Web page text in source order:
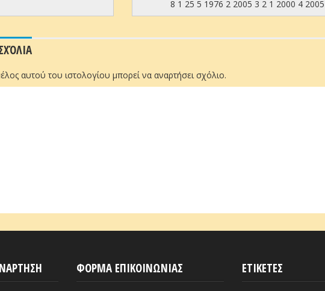
8 1 25 5 1976 2 2005 3 2 1 2000 4 2005
αυτού του ιστολογίου μπορεί να αναρτήσει σχόλιο.
ΦΟΡΜΑ ΕΠΙΚΟΙΝΩΝΙΑΣ ΕΤΙΚΕΤΕΣ